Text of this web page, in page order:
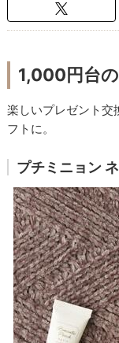
1,000円台
楽しいプレゼント交
フトに。
プチミニョン